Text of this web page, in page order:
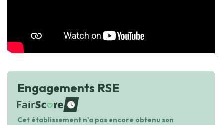
Engagements RSE
waiting
Cet établissement n'a pas encore obtenu son